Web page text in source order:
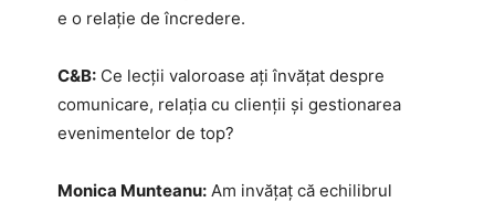
e o relație de încredere.
C&B: Ce lecții valoroase ați învățat despre
comunicare, relația cu clienții și gestionarea
evenimentelor de top?
Monica Munteanu: Am invățaț că echilibrul